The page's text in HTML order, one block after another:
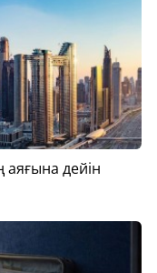
аяғына дейін